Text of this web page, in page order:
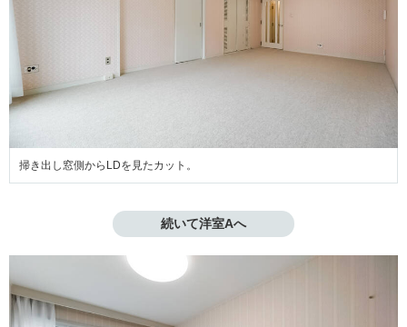
掃き出し窓側からLDを見たカット。
続いて洋室Aへ